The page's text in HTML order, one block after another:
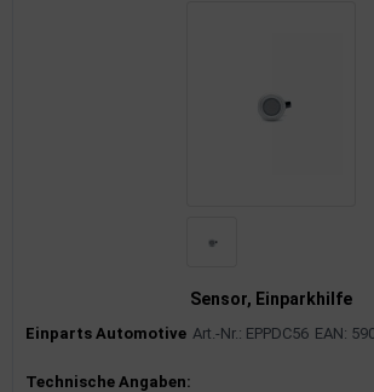
Sensor, Einparkhilfe
Einparts Automotive Art.-Nr.: EPPDC56 EAN:
Produktinformationen
Technische Angaben: